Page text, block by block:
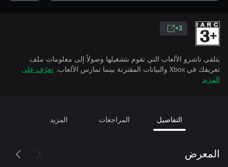
3+
يتلقى ناشرو الألعاب التي تقوم بتشغيلها وصولاً إلى معلومات ملف
تعريفك في Xbox والبيانات المقترنة بينما تمارس الألعاب.
تعرّف على
المزيد
التفاصيل المراجعات المزيد
المعرض